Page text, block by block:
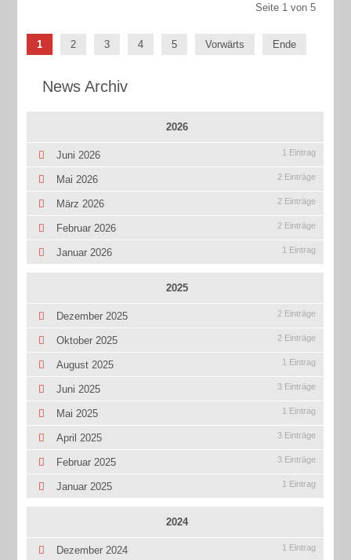
Seite 1 von 5
1 2 3 4 5 Vorwärts Ende
News Archiv
2026
Juni 2026 1 Eintrag
Mai 2026 2 Einträge
März 2026 2 Einträge
Februar 2026 2 Einträge
Januar 2026 1 Eintrag
2025
Dezember 2025 2 Einträge
Oktober 2025 2 Einträge
August 2025 1 Eintrag
Juni 2025 3 Einträge
Mai 2025 1 Eintrag
April 2025 3 Einträge
Februar 2025 3 Einträge
Januar 2025 1 Eintrag
2024
Dezember 2024 1 Eintrag